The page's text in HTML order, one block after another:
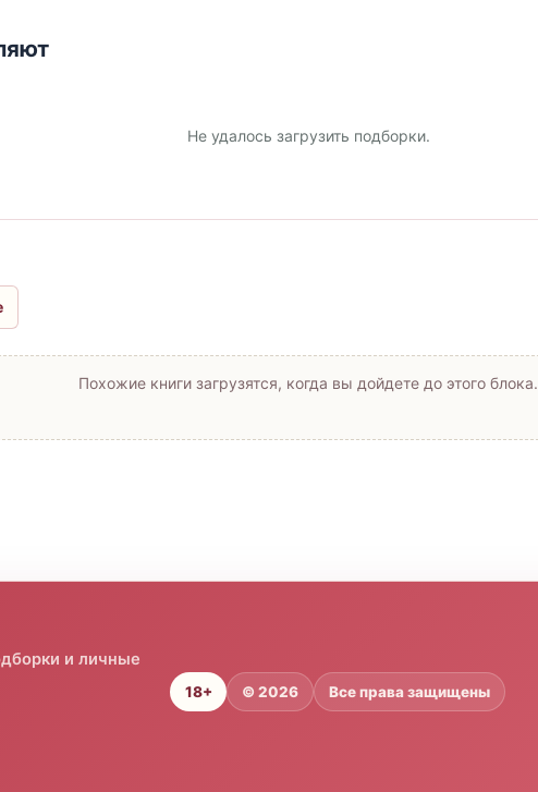
Не удалось загрузить подборки.
Похожие книги загрузятся, когда вы дойдете до этого блока.
и личные
18+ © 2026 Все права защищены